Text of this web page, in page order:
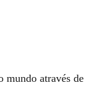
mundo através de